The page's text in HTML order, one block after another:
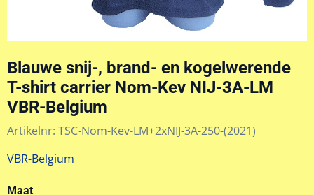
Blauwe snij-, brand- en kogelwerende
T-shirt carrier Nom-Kev NIJ-3A-LM
VBR-Belgium
Artikelnr: TSC-Nom-Kev-LM+2xNIJ-3A-250-(2021)
VBR-Belgium
Maat